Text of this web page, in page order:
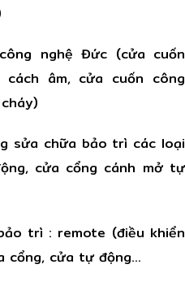
nghệ Đức (cửa cuốn
âm, cửa cuốn công
sửa chữa bảo trì các loại
cửa cổng cánh mở tự
trì : remote (điều khiển
cổng, cửa tự động…